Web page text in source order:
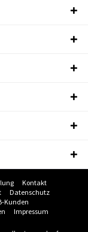
Kontakt
Datenschutz
Kunden
Impressum